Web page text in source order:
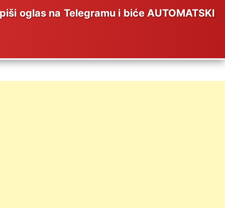
oglas na Telegramu i biće AUTOMATSKI